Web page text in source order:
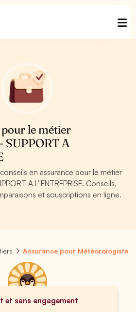
pour le métier
SUPPORT A
en assurance pour le métier
A L''ENTREPRISE. Conseils,
et souscriptions en ligne.
Assurance pour Météorologiste
et sans engagement